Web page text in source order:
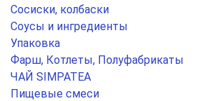
Сосиски, колбаски
Соусы и ингредиенты
Упаковка
Фарш, Котлеты, Полуфабрикаты
ЧАЙ SIMPATEA
Пищевые смеси